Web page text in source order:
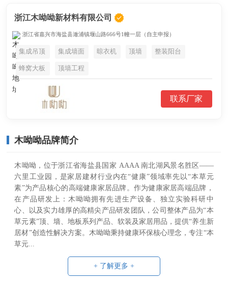
浙江木呦呦新材料有限公司
浙江省嘉兴市海盐县澉浦镇堰山路666号1幢一层（自主申报）
集成吊顶 集成墙面 晾衣机 顶墙 整装阳台
蜂窝大板 顶墙工程
联系厂家
木呦呦品牌简介
木呦呦，位于浙江省海盐县国家 AAAA 南北湖风景名胜区——
六里工业园，是家居建材行业内在“健康”领域率先以“本草元
素”为产品核心的高端健康家居品牌。作为健康家居高端品牌，
在产品研发上：木呦呦拥有先进生产设备、独立实验科研中
心、以及实力雄厚的高精尖产品研发团队，公司整体产品为“本
草元素”顶、墙、地板系列产品、软装及家居用品，提供“养生新
居材”创造性解决方案。木呦呦秉持健康环保核心理念，专注“本
草元...
+ 了解更多 +